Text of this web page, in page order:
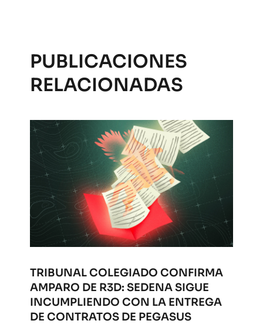
PUBLICACIONES
RELACIONADAS
TRIBUNAL COLEGIADO CONFIRMA
AMPARO DE R3D: SEDENA SIGUE
INCUMPLIENDO CON LA ENTREGA
DE CONTRATOS DE PEGASUS